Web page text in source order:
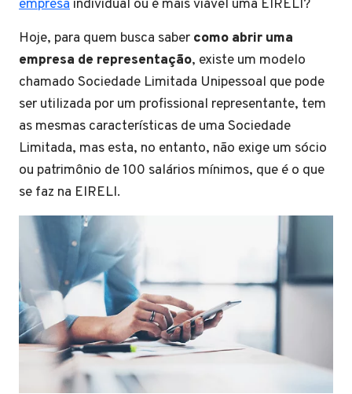
empresa individual ou é mais viável uma EIRELI?
Hoje, para quem busca saber como abrir uma
empresa de representação, existe um modelo
chamado Sociedade Limitada Unipessoal que pode
ser utilizada por um profissional representante, tem
as mesmas características de uma Sociedade
Limitada, mas esta, no entanto, não exige um sócio
ou patrimônio de 100 salários mínimos, que é o que
se faz na EIRELI.